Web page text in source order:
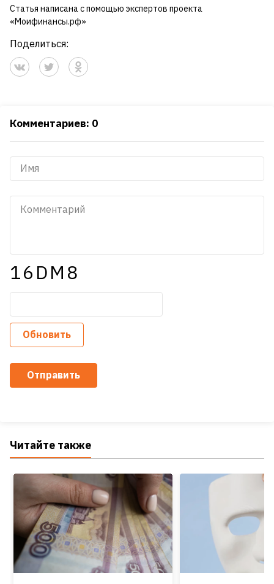
Статья написана с помощью экспертов проекта
«Моифинансы.рф»
Поделиться:
Комментариев: 0
16DM8
Обновить
Отправить
Читайте также